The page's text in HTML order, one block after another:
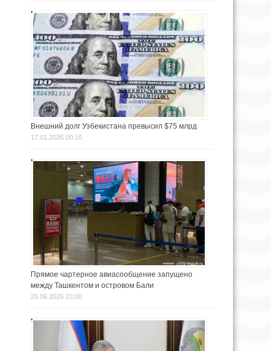
Внешний долг Узбекистана превысил $75 млрд
17.01.2026 00:10
Прямое чартерное авиасообщение запущено
между Ташкентом и островом Бали
25.06.2025 23:00